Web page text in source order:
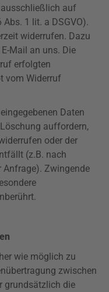
auf
1 lit. a DSGVO).
widerrufen. Dazu
Mail an uns. Die
erfolgten
vom Widerruf
Daten
auffordern,
oder der
(z.B. nach
Anfrage). Zwingende
wie möglich zu
zwischen
grundsätzlich die